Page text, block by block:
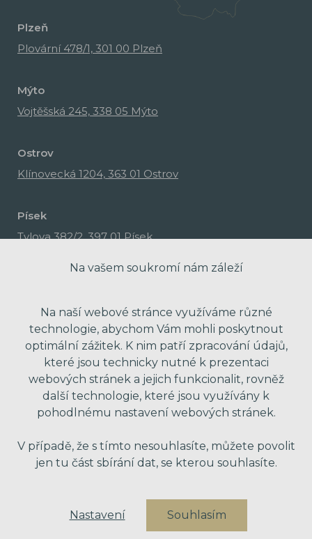
Plzeň
Plovární 478/1, 301 00 Plzeň
Mýto
Vojtěšská 245, 338 05 Mýto
Ostrov
Klínovecká 1204, 363 01 Ostrov
Písek
Tylova 382/2, 397 01 Písek
Na vašem soukromí nám záleží
Na naší webové stránce využíváme různé
technologie, abychom Vám mohli poskytnout
optimální zážitek. K nim patří zpracování údajů,
které jsou technicky nutné k prezentaci
webových stránek a jejich funkcionalit, rovněž
další technologie, které jsou využívány k
pohodlnému nastavení webových stránek.
V případě, že s tímto nesouhlasíte, můžete povolit
jen tu část sbírání dat, se kterou souhlasíte.
Nastavení Souhlasím